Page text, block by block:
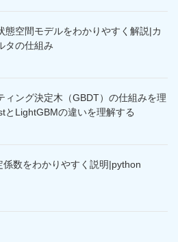
態空間モデルをわかりやすく解説|カ
タの仕組み
ィング決定木（GBDT）の仕組みを理
とLightGBMの違いを理解する
係数をわかりやすく説明|python